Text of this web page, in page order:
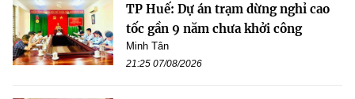
TP Huế: Dự án trạm dừng nghỉ cao
tốc gần 9 năm chưa khởi công
Minh Tân
21:25 07/08/2026